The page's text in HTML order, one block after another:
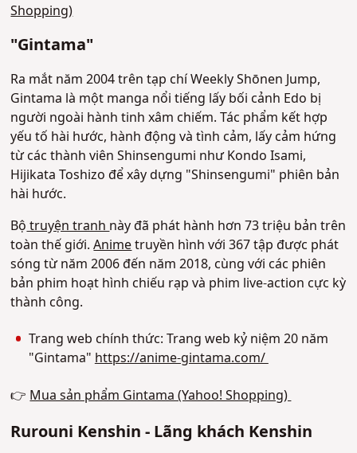
Shopping)
"Gintama"
Ra mắt năm 2004 trên tạp chí Weekly Shōnen Jump,
Gintama là một manga nổi tiếng lấy bối cảnh Edo bị
người ngoài hành tinh xâm chiếm. Tác phẩm kết hợp
yếu tố hài hước, hành động và tình cảm, lấy cảm hứng
từ các thành viên Shinsengumi như Kondo Isami,
Hijikata Toshizo để xây dựng "Shinsengumi" phiên bản
hài hước.
Bộtruyện tranhnày đã phát hành hơn 73 triệu bản trên
toàn thế giới.Animetruyền hình với 367 tập được phát
sóng từ năm 2006 đến năm 2018, cùng với các phiên
bản phim hoạt hình chiếu rạp và phim live-action cực kỳ
thành công.
Trang web chính thức: Trang web kỷ niệm 20 năm
"Gintama"https://anime-gintama.com/
👉 Mua sản phẩm Gintama (Yahoo! Shopping)
Rurouni Kenshin - Lãng khách Kenshin